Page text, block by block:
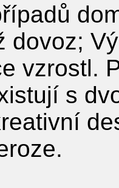
dovoz;
vzrostl.
s